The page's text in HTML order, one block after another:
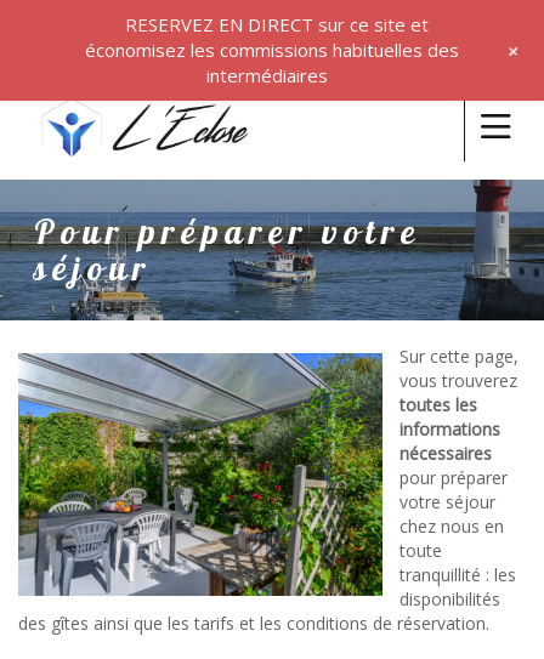
Pour préparer votre
séjour
Sur cette page,
vous trouverez
toutes les
informations
nécessaires
pour préparer
votre séjour
chez nous en
toute
tranquillité : les
disponibilités
des gîtes ainsi que les tarifs et les conditions de réservation.
RESERVEZ EN DIRECT sur ce site et
économisez les commissions habituelles des
intermédiaires
+